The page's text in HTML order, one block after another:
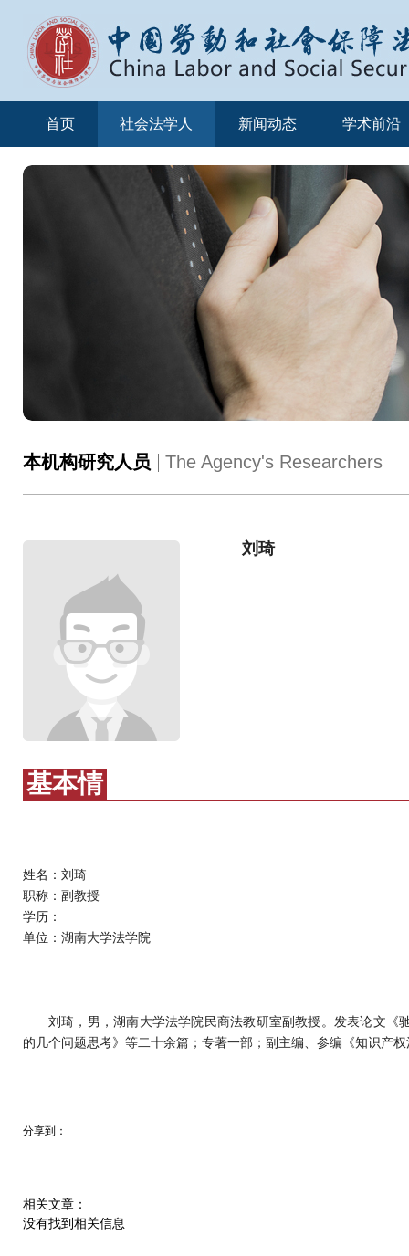
首页 社会法学人 新闻动态 学术前沿
本机构研究人员 The Agency's Researchers
刘琦
基本情
姓名： 刘琦
职称： 副教授
学历：
单位： 湖南大学法学院
刘琦，男，湖南大学法学院民商法教研室副教授。发表论文
的几个问题思考》等二十余篇；专著一部；副主编、参编《知识产
分享到：
相关文章：
没有找到相关信息